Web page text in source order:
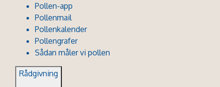
Pollen-app
Pollenmail
Pollenkalender
Pollengrafer
Sådan måler vi pollen
Rådgivning